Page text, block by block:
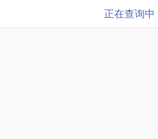
正在查询中